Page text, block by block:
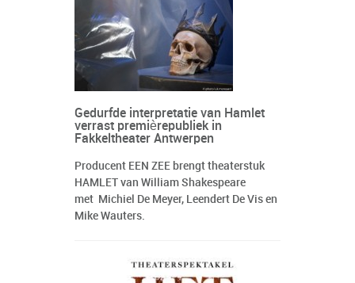
Gedurfde interpretatie van Hamlet
verrast premièrepubliek in
Fakkeltheater Antwerpen
Producent EEN ZEE brengt theaterstuk
HAMLET van William Shakespeare
met Michiel De Meyer, Leendert De Vis en
Mike Wauters.